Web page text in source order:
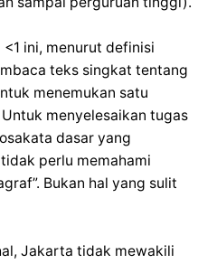
ini, menurut definisi
teks singkat tentang
menemukan satu
menyelesaikan tugas
dasar yang
perlu memahami
Bukan hal yang sulit
Jakarta tidak mewakili